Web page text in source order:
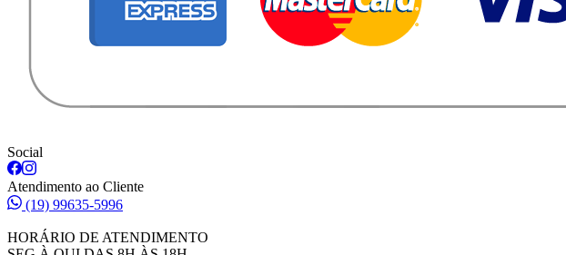
Social
Atendimento ao Cliente
(19) 99635-5996
HORÁRIO DE ATENDIMENTO